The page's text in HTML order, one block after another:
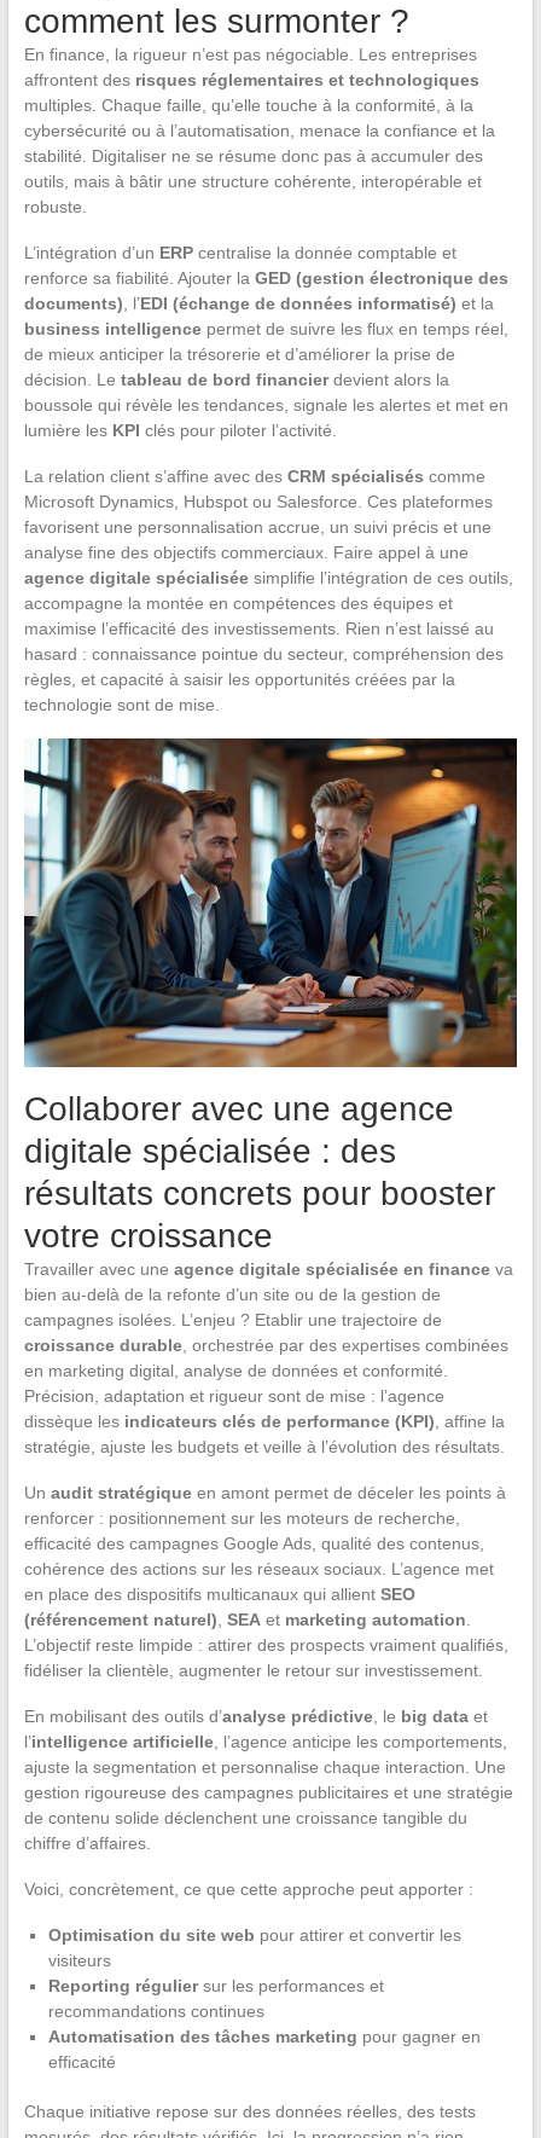
comment les surmonter ?
En finance, la rigueur n’est pas négociable. Les entreprises
affrontent des risques réglementaires et technologiques
multiples. Chaque faille, qu’elle touche à la conformité, à la
cybersécurité ou à l’automatisation, menace la confiance et la
stabilité. Digitaliser ne se résume donc pas à accumuler des
outils, mais à bâtir une structure cohérente, interopérable et
robuste.
L’intégration d’un ERPcentralise la donnée comptable et
renforce sa fiabilité. Ajouter la GED (gestion électronique des
documents) , l’EDI (échange de données informatisé) et la
business intelligencepermet de suivre les flux en temps réel,
de mieux anticiper la trésorerie et d’améliorer la prise de
décision. Le tableau de bord financierdevient alors la
boussole qui révèle les tendances, signale les alertes et met en
lumière les KPI clés pour piloter l’activité.
La relation client s’affine avec des CRM spécialisés comme
Microsoft Dynamics, Hubspot ou Salesforce. Ces plateformes
favorisent une personnalisation accrue, un suivi précis et une
analyse fine des objectifs commerciaux. Faire appel à une
agence digitale spécialiséesimplifie l’intégration de ces outils,
accompagne la montée en compétences des équipes et
maximise l’efficacité des investissements. Rien n’est laissé au
hasard : connaissance pointue du secteur, compréhension des
règles, et capacité à saisir les opportunités créées par la
technologie sont de mise.
Collaborer avec une agence
digitale spécialisée : des
résultats concrets pour booster
votre croissance
Travailler avec une agence digitale spécialisée en financeva
bien au-delà de la refonte d’un site ou de la gestion de
campagnes isolées. L’enjeu ? Etablir une trajectoire de
croissance durable, orchestrée par des expertises combinées
en marketing digital, analyse de données et conformité.
Précision, adaptation et rigueur sont de mise : l’agence
dissèque les indicateurs clés de performance (KPI) , affine la
stratégie, ajuste les budgets et veille à l’évolution des résultats.
Un audit stratégiqueen amont permet de déceler les points à
renforcer : positionnement sur les moteurs de recherche,
efficacité des campagnes Google Ads, qualité des contenus,
cohérence des actions sur les réseaux sociaux. L’agence met
en place des dispositifs multicanaux qui allient SEO
(référencement naturel) SEAet marketing automation
L’objectif reste limpide : attirer des prospects vraiment qualifiés,
fidéliser la clientèle, augmenter le retour sur investissement.
En mobilisant des outils d’analyse prédictive, le big dataet
l’intelligence artificielle, l’agence anticipe les comportements,
ajuste la segmentation et personnalise chaque interaction. Une
gestion rigoureuse des campagnes publicitaires et une stratégie
de contenu solide déclenchent une croissance tangible du
chiffre d’affaires.
Voici, concrètement, ce que cette approche peut apporter :
Optimisation du site web pour attirer et convertir les
visiteurs
Reporting réguliersur les performances et
recommandations continues
Automatisation des tâches marketing pour gagner en
efficacité
Chaque initiative repose sur des données réelles, des tests